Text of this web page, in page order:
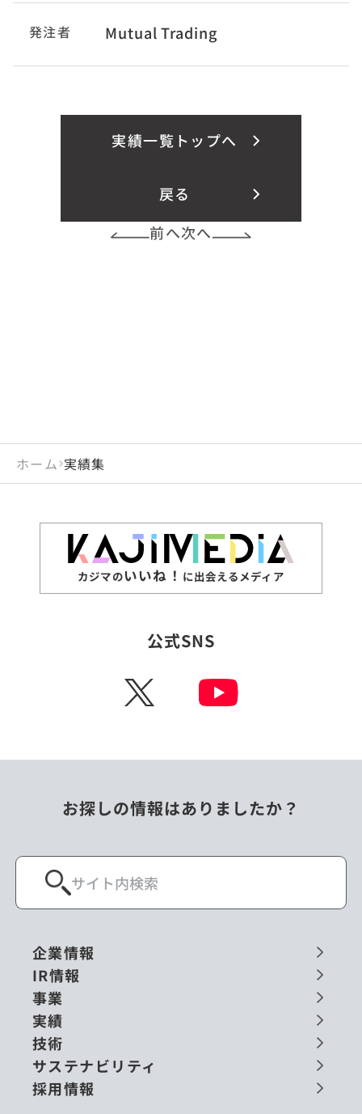
発注者 Mutual Trading
実績一覧トップへ
戻る
前へ次へ
ホーム 実績集
カジマのいいね！ に出会えるメディア
公式SNS
X
お探しの情報はありましたか？
企業情報
IR情報
事業
実績
技術
サステナビリティ
採用情報